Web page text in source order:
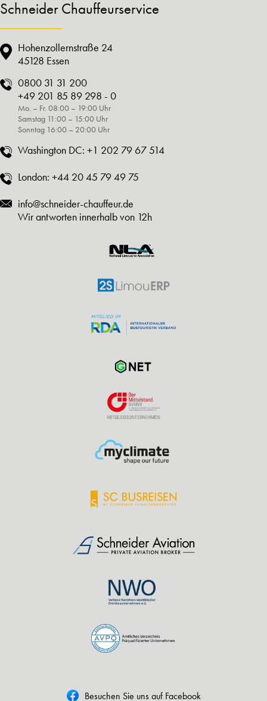
Schneider Chauffeurservice
Hohenzollernstraße 24
45128 Essen
0800 31 31 200
+49 201 85 89 298 - 0
Mo. – Fr. 08:00 – 19:00 Uhr
Samstag 11:00 – 15:00 Uhr
Sonntag 16:00 – 20:00 Uhr
Washington DC: +1 202 79 67 514
London: +44 20 45 79 49 75
info@schneider-chauffeur.de
Wir antworten innerhalb von 12h
Besuchen Sie uns auf Facebook